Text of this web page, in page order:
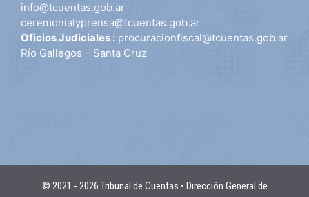
info@tcuentas.gob.ar
ceremonialyprensa@tcuentas.gob.ar
Oficios Judiciales : procuracionfiscal@tcuentas.gob.ar
Río Gallegos – Santa Cruz
© 2021 - 2026 Tribunal de Cuentas • Dirección General de